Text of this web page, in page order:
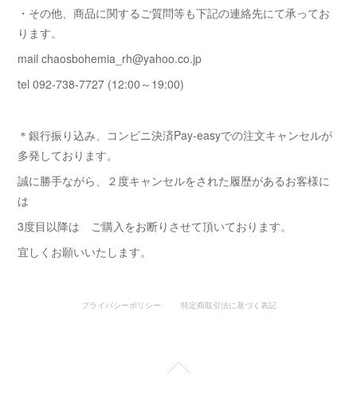
・その他、商品に関するご質問等も下記の連絡先にて承ってお
ります。
mail chaosbohemia_rh@yahoo.co.jp
tel 092-738-7727 (12:00～19:00)
＊銀行振り込み、コンビニ決済Pay-easyでの注文キャンセルが
多発しております。
誠に勝手ながら、２度キャンセルをされた履歴があるお客様に
は
3度目以降は ご購入をお断りさせて頂いております。
宜しくお願いいたします。
プライバシーポリシー 特定商取引法に基づく表記